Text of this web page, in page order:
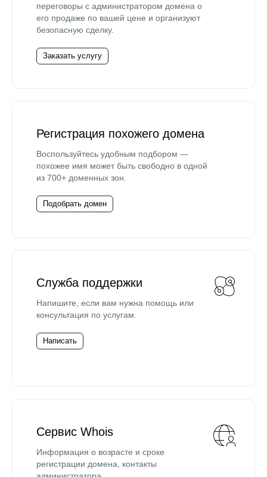
переговоры с администратором домена о
его продаже по вашей цене и организуют
безопасную сделку.
Заказать услугу
Регистрация похожего домена
Воспользуйтесь удобным подбором —
похожее имя может быть свободно в одной
из 700+ доменных зон.
Подобрать домен
Служба поддержки
Напишите, если вам нужна помощь или
консультация по услугам.
Написать
Сервис Whois
Информация о возрасте и сроке
регистрации домена, контакты